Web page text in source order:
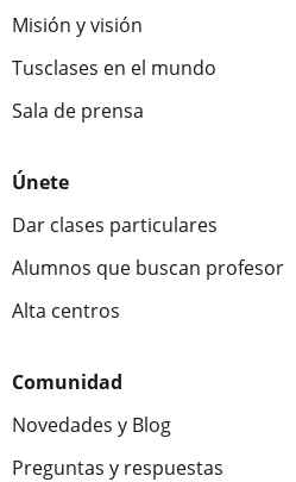
Misión y visión
Tusclases en el mundo
Sala de prensa
Únete
Dar clases particulares
Alumnos que buscan profesor
Alta centros
Comunidad
Novedades y Blog
Preguntas y respuestas